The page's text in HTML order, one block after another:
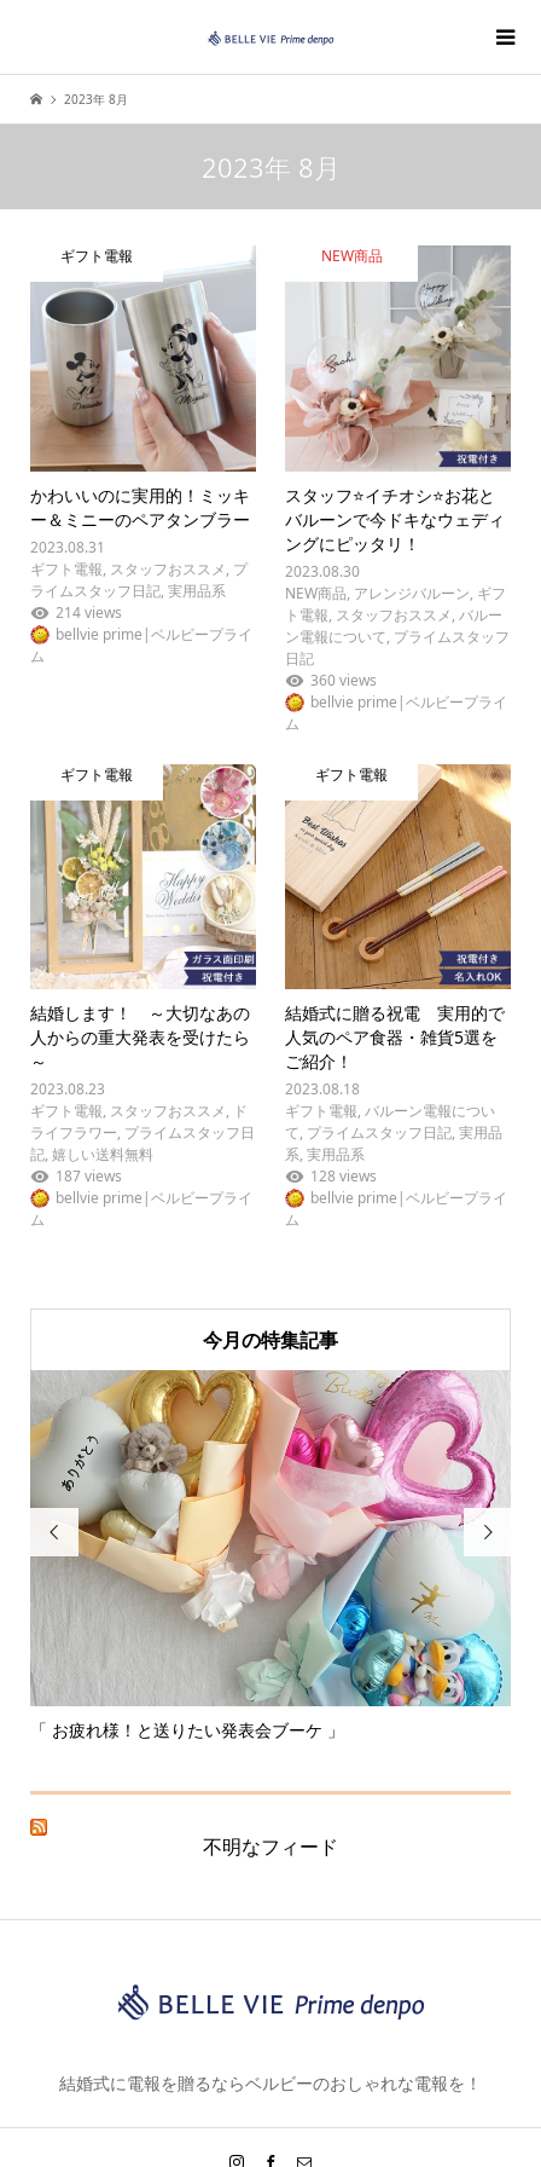
2023年 8月
2023年 8月
ギフト電報
かわいいのに実用的！ミッキ
ー＆ミニーのペアタンブラー
2023.08.31
ギフト電報, スタッフおススメ, プ
ライムスタッフ日記, 実用品系
214 views
bellvie prime|ベルビープライ
ム
NEW商品
スタッフ⭐️イチオシ⭐️お花と
バルーンで今ドキなウェディ
ングにピッタリ！
2023.08.30
NEW商品, アレンジバルーン, ギフ
ト電報, スタッフおススメ,バルー
ン電報について, プライムスタッフ
日記
360 views
bellvie prime|ベルビープライ
ム
ギフト電報
結婚します！ ～大切なあの
人からの重大発表を受けたら
～
2023.08.23
ギフト電報, スタッフおススメ, ド
ライフラワー, プライムスタッフ日
記, 嬉しい送料無料
187 views
bellvie prime|ベルビープライ
ム
ギフト電報
結婚式に贈る祝電 実用的で
人気のペア食器・雑貨5選を
ご紹介！
2023.08.18
ギフト電報,バルーン電報につい
て, プライムスタッフ日記,実用品
系,実用品系
128 views
bellvie prime|ベルビープライ
ム
今月の特集記事

「 お疲れ様！と送りたい発表会ブーケ 」

不明なフィード
結婚式に電報を贈るならベルビーのおしゃれな電報を！